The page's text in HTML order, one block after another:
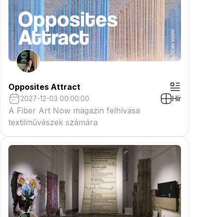
Opposites Attract
2027-12-03 00:00:00 Hír
A Fiber Art Now magazin felhívása
textilművészek számára